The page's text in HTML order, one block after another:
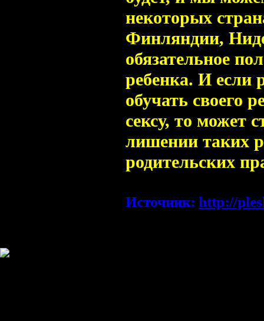
некоторых
Финляндии,
обязательное
ребенка. И если
обучать своего
сексу, то может
лишении таких
родительских
Источник: http://